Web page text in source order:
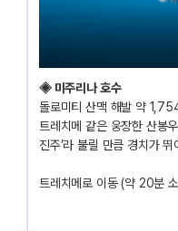
◈ 미주리나 호수
돌로미티 산맥 해발 약
트레치메 같은 웅장한 산봉
진주’라 불릴 만큼 경치가 뛰
트레치메로 이동 (약 20분